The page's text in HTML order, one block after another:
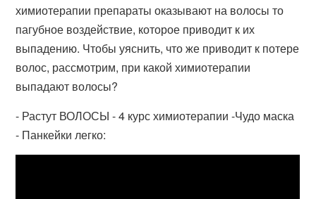
химиотерапии препараты оказывают на волосы то
пагубное воздействие, которое приводит к их
выпадению. Чтобы уяснить, что же приводит к потере
волос, рассмотрим, при какой химиотерапии
выпадают волосы?
- Растут ВОЛОСЫ - 4 курс химиотерапии -Чудо маска
- Панкейки легко: